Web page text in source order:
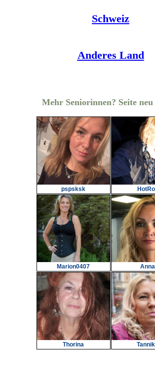
Schweiz
Anderes Land
Mehr Seniorinnen? Seite